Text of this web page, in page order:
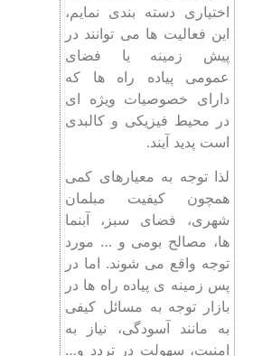
اختیاری دسته بندی نمایم،
این فعالیت ها می توانند در
پیش زمینه یا فضای
عمومی پیاده راه ها که
دارای خصوصیات ویژه ای
در محیط فیزیکی و کالبدی
است پدید آیند.
لذا توجه به معیارهای کمی
همچون کیفیت مبلمان
شهری، فضای سبز، آبنما
ها، مصالح بومی و … مورد
توجه واقع می شوند. اما در
پس زمینه ی پیاده راه ها در
بازار توجه به مسائل کیفی
به مانند آسودگی، نیاز به
امنیت، سهولت در تردد و…